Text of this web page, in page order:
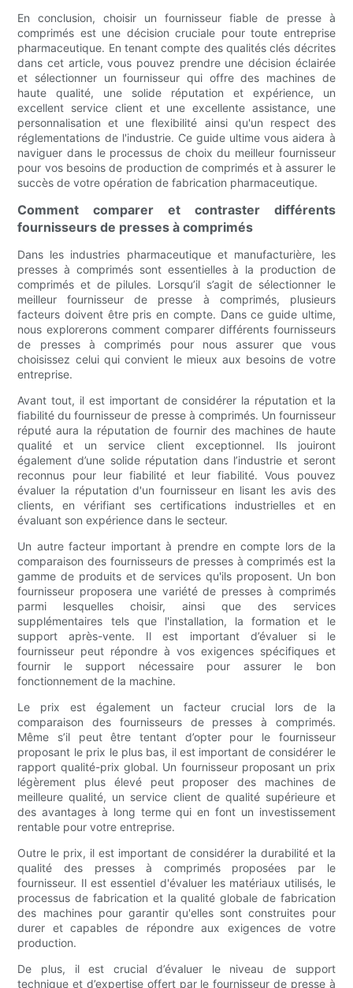
En conclusion, choisir un fournisseur fiable de presse à
comprimés est une décision cruciale pour toute entreprise
pharmaceutique. En tenant compte des qualités clés décrites
dans cet article, vous pouvez prendre une décision éclairée
et sélectionner un fournisseur qui offre des machines de
haute qualité, une solide réputation et expérience, un
excellent service client et une excellente assistance, une
personnalisation et une flexibilité ainsi qu'un respect des
réglementations de l'industrie. Ce guide ultime vous aidera à
naviguer dans le processus de choix du meilleur fournisseur
pour vos besoins de production de comprimés et à assurer le
succès de votre opération de fabrication pharmaceutique.
Comment comparer et contraster différents
fournisseurs de presses à comprimés
Dans les industries pharmaceutique et manufacturière, les
presses à comprimés sont essentielles à la production de
comprimés et de pilules. Lorsqu’il s’agit de sélectionner le
meilleur fournisseur de presse à comprimés, plusieurs
facteurs doivent être pris en compte. Dans ce guide ultime,
nous explorerons comment comparer différents fournisseurs
de presses à comprimés pour nous assurer que vous
choisissez celui qui convient le mieux aux besoins de votre
entreprise.
Avant tout, il est important de considérer la réputation et la
fiabilité du fournisseur de presse à comprimés. Un fournisseur
réputé aura la réputation de fournir des machines de haute
qualité et un service client exceptionnel. Ils jouiront
également d’une solide réputation dans l’industrie et seront
reconnus pour leur fiabilité et leur fiabilité. Vous pouvez
évaluer la réputation d'un fournisseur en lisant les avis des
clients, en vérifiant ses certifications industrielles et en
évaluant son expérience dans le secteur.
Un autre facteur important à prendre en compte lors de la
comparaison des fournisseurs de presses à comprimés est la
gamme de produits et de services qu'ils proposent. Un bon
fournisseur proposera une variété de presses à comprimés
parmi lesquelles choisir, ainsi que des services
supplémentaires tels que l'installation, la formation et le
support après-vente. Il est important d’évaluer si le
fournisseur peut répondre à vos exigences spécifiques et
fournir le support nécessaire pour assurer le bon
fonctionnement de la machine.
Le prix est également un facteur crucial lors de la
comparaison des fournisseurs de presses à comprimés.
Même s’il peut être tentant d’opter pour le fournisseur
proposant le prix le plus bas, il est important de considérer le
rapport qualité-prix global. Un fournisseur proposant un prix
légèrement plus élevé peut proposer des machines de
meilleure qualité, un service client de qualité supérieure et
des avantages à long terme qui en font un investissement
rentable pour votre entreprise.
Outre le prix, il est important de considérer la durabilité et la
qualité des presses à comprimés proposées par le
fournisseur. Il est essentiel d'évaluer les matériaux utilisés, le
processus de fabrication et la qualité globale de fabrication
des machines pour garantir qu'elles sont construites pour
durer et capables de répondre aux exigences de votre
production.
De plus, il est crucial d’évaluer le niveau de support
technique et d’expertise offert par le fournisseur de presse à